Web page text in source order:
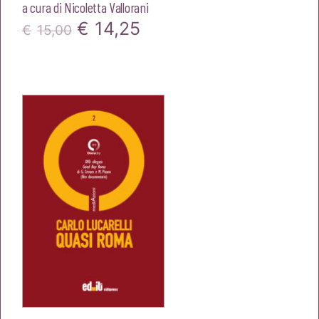
a cura di Nicoletta Vallorani
€ 15,00 Il
era:
€15,00.
€ 14,25
€14,25.